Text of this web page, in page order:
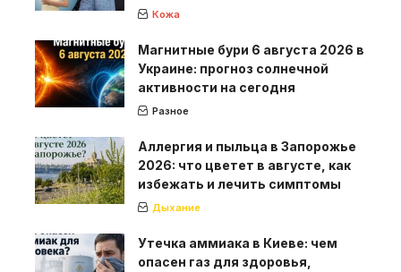
Кожа
Магнитные бури 6 августа 2026 в
Украине: прогноз солнечной
активности на сегодня
Разное
Аллергия и пыльца в Запорожье
2026: что цветет в августе, как
избежать и лечить симптомы
Дыхание
Утечка аммиака в Киеве: чем
опасен газ для здоровья,